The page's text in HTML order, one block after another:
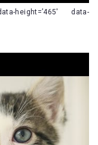
height=’465′ data-